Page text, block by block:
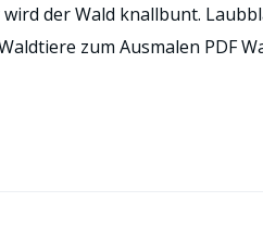
wird der Wald knallbunt.
zum Ausmalen PDF